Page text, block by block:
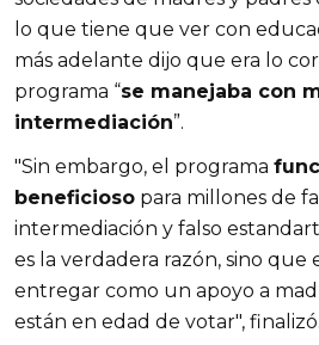
lo que tiene que ver con
más adelante dijo que era lo
programa “se manejaba con
intermediación”.
"Sin embargo, el programa
beneficioso para millones de
intermediación y falso
es la verdadera razón, sino que
entregar como un apoyo a
están en edad de votar", finalizó.